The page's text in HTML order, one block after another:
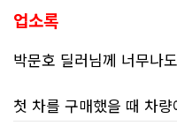
업소록
첫 차를 구매했을 때 차량에 문제가 너무 많아 고생했던 경험이 있어서, 이번에는 정말 신중하게 고민하고 꼼꼼